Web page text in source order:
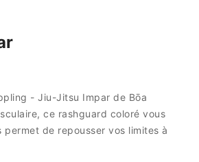
- Jiu-Jitsu Impar de Bōa
ce rashguard coloré vous
de repousser vos limites à